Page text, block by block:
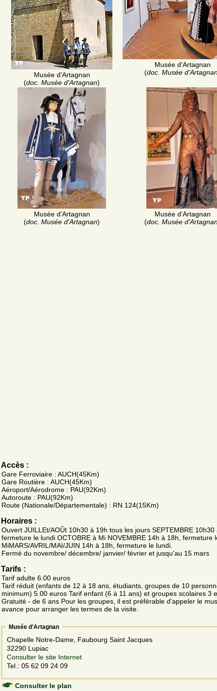
Musée d'Artagnan
(doc. Musée d'Artagnan)
Musée d'Artagnan
(doc. Musée
Musée d'Artagnan
(doc. Musée d'Artagnan)
Musée d'Artagnan
(doc. Musée
Accès :
Gare Ferroviaire : AUCH(45Km)
Gare Routière : AUCH(45Km)
Aéroport/Aérodrome : PAU(92Km)
Autoroute : PAU(92Km)
Route (Nationale/Départementale) : RN 124(15Km)
Horaires :
Ouvert JUILLEt/AOÛt 10h30 à 19h tous les jours SEPTEMBRE 10h30
fermeture le lundi OCTOBRE à Mi NOVEMBRE 14h à 18h, fermeture
MiMARS/AVRIL/MAI/JUIN 14h à 18h, fermeture le lundi.
Fermé du novembre/ décembre/ janvier/ février et jusqu'au 15 mars
Tarifs :
Tarif adulte 6.00 euros
Tarif réduit (enfants de 12 à 18 ans, étudiants, groupes de 10
minimum) 5.00 euros Tarif enfant (6 à 11 ans) et groupes scolaires 3
Gratuité - de 6 ans Pour les groupes, il est préférable d'appeler le
avance pour arranger les termes de la visite.
Musée d'Artagnan
Chapelle Notre-Dame, Faubourg Saint Jacques
32290 Lupiac
Consulter le site Internet
Tel.: 05 62 09 24 09
Consulter le plan